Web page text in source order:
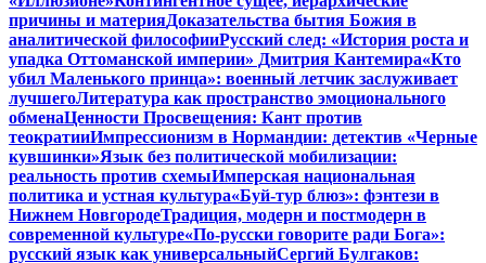
причины и материяДоказательства бытия Божия в
аналитической философииРусский след: «История роста и
упадка Оттоманской империи» Дмитрия Кантемира«Кто
убил Маленького принца»: военный летчик заслуживает
лучшегоЛитература как пространство эмоционального
обменаЦенности Просвещения: Кант против
теократииИмпрессионизм в Нормандии: детектив «Черные
кувшинки»Язык без политической мобилизации:
реальность против схемыИмперская национальная
политика и устная культура«Буй-тур блюз»: фэнтези в
Нижнем НовгородеТрадиция, модерн и постмодерн в
современной культуре«По-русски говорите ради Бога»:
русский язык как универсальныйСергий Булгаков: